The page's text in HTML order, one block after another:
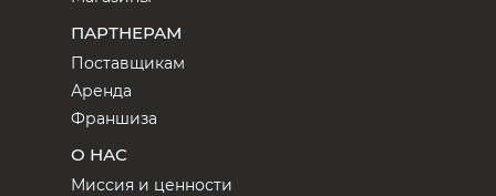
ПАРТНЕРАМ
Поставщикам
Аренда
Франшиза
О НАС
Миссия и ценности